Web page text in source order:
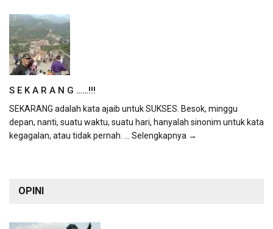
S E K A R A N G ……!!!
SEKARANG adalah kata ajaib untuk SUKSES. Besok, minggu
depan, nanti, suatu waktu, suatu hari, hanyalah sinonim untuk kata
kegagalan, atau tidak pernah.
... Selengkapnya →
OPINI